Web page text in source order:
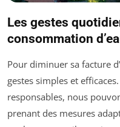
Les gestes
consommation
Pour diminuer sa facture
gestes simples et
responsables, nous
prenant des mesures